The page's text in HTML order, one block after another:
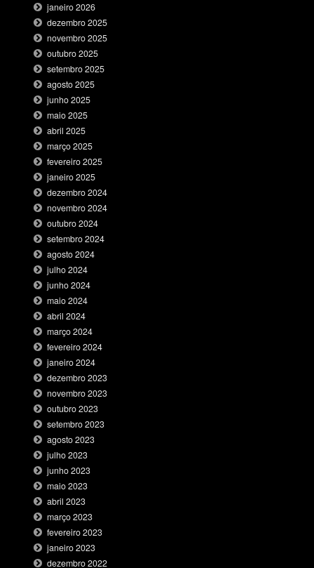
janeiro 2026
dezembro 2025
novembro 2025
outubro 2025
setembro 2025
agosto 2025
junho 2025
maio 2025
abril 2025
março 2025
fevereiro 2025
janeiro 2025
dezembro 2024
novembro 2024
outubro 2024
setembro 2024
agosto 2024
julho 2024
junho 2024
maio 2024
abril 2024
março 2024
fevereiro 2024
janeiro 2024
dezembro 2023
novembro 2023
outubro 2023
setembro 2023
agosto 2023
julho 2023
junho 2023
maio 2023
abril 2023
março 2023
fevereiro 2023
janeiro 2023
dezembro 2022